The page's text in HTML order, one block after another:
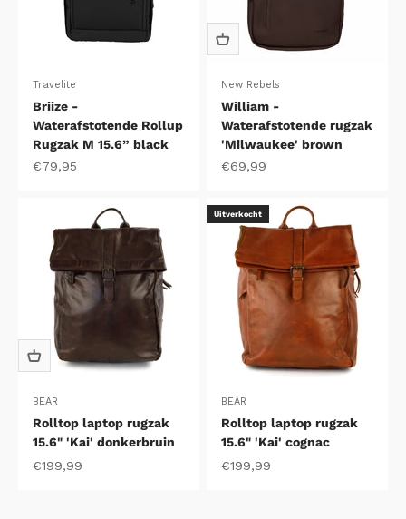
Travelite
Briize -
Waterafstotende Rollup
Rugzak M 15.6” black
Aanbiedingsprijs
€79,95
New Rebels
William -
Waterafstotende rugzak
'Milwaukee' brown
Aanbiedingsprijs
€69,99
BEAR
Rolltop laptop rugzak
15.6" 'Kai' donkerbruin
Aanbiedingsprijs
€199,99
Uitverkocht
BEAR
Rolltop laptop rugzak
15.6" 'Kai' cognac
Aanbiedingsprijs
€199,99